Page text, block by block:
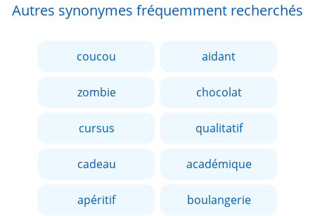
Autres synonymes fréquemment recherchés
coucou aidant
zombie chocolat
cursus qualitatif
cadeau académique
apéritif boulangerie